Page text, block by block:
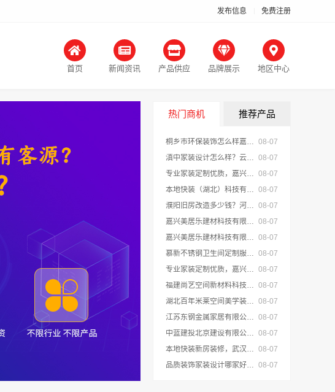
发布信息 免费注册
首页 新闻资讯 产品供应 品牌展示 地区中心
热门商机 推荐产品
桐乡市环保装饰怎么样嘉兴锦居装饰材料有限公司 08-07
滇中家装设计怎么样？云南至高新型建材有限公司专业靠谱 08-07
专业家装定制优质，嘉兴绿色之家建材科技有限公司提供一站式装修服务 08-07
本地快装（湖北）科技有限公司光谷极速装居家装修毛坯房 08-07
濮阳旧房改造多少钱？河南璟臻环保建材有限公司透明报价 08-07
嘉兴美居乐建材科技有限公司专业家装品质靠谱有保障 08-07
嘉兴美居乐建材科技有限公司新房装修空间规划施工案例 08-07
慕新不锈钢卫生间定制服务防潮防火 08-07
专业家装定制优质，嘉兴绿色之家建材科技有限公司 08-07
福建尚艺空间新材料科技有限公司现代简约室内家装免费设计价格 08-07
湖北百年米莱空间美学装饰材料有限公司-襄阳设计装修轻奢风 08-07
江苏东钢金属家居有限公司免费高端定制服务指南 08-07
中蓝建投北京建设有限公司四川全包重钢别墅婚房布置 08-07
本地快装新房装修，武汉轻量家庭装修推荐 08-07
品质装饰家装设计哪家好-佛山市雅居美家建筑装饰工程有限公司 08-07